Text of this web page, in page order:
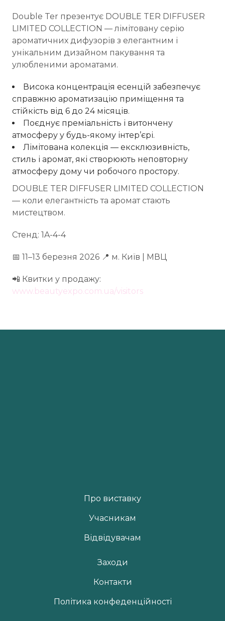
Double Ter презентує DOUBLE TER DIFFUSER
LIMITED COLLECTION — лімітовану серію
ароматичних дифузорів з елегантним і
унікальним дизайном пакування та
улюбленими ароматами.
Висока концентрація есенцій забезпечує
справжню ароматизацію приміщення та
стійкість від 6 до 24 місяців.
Поєднує преміальність і витончену
атмосферу у будь-якому інтер’єрі.
Лімітована колекція — ексклюзивність,
стиль і аромат, які створюють неповторну
атмосферу дому чи робочого простору.
DOUBLE TER DIFFUSER LIMITED COLLECTION
— коли елегантність та аромат стають
мистецтвом.
Стенд: 1A-4-4
📅 11–13 березня 2026 📍 м. Київ | МВЦ
📲 Квитки у продажу:
www.beautyexpo.com.ua/visitors
Про виставку
Учасникам
Відвідувачам
Заходи
Контакти
Політика конфеденційності